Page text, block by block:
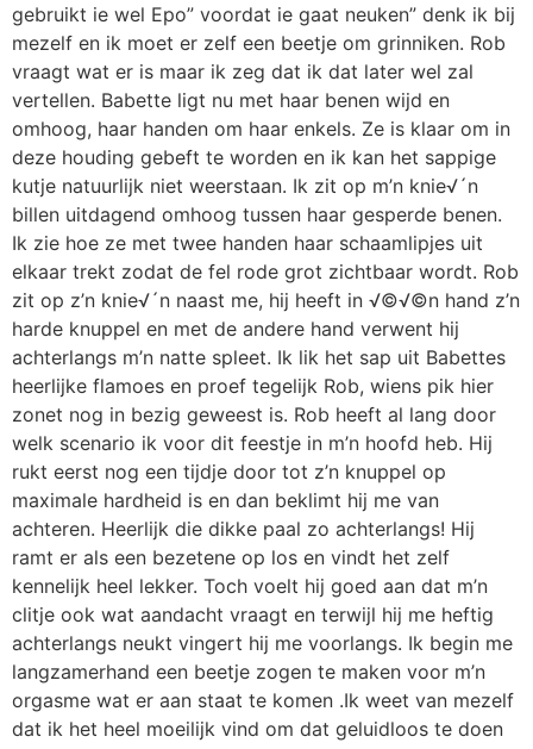
gebruikt ie wel Epo” voordat ie gaat neuken” denk ik bij
mezelf en ik moet er zelf een beetje om grinniken. Rob
vraagt wat er is maar ik zeg dat ik dat later wel zal
vertellen. Babette ligt nu met haar benen wijd en
omhoog, haar handen om haar enkels. Ze is klaar om in
deze houding gebeft te worden en ik kan het sappige
kutje natuurlijk niet weerstaan. Ik zit op m’n knie√´n
billen uitdagend omhoog tussen haar gesperde benen.
Ik zie hoe ze met twee handen haar schaamlipjes uit
elkaar trekt zodat de fel rode grot zichtbaar wordt. Rob
zit op z’n knie√´n naast me, hij heeft in √©√©n hand z’n
harde knuppel en met de andere hand verwent hij
achterlangs m’n natte spleet. Ik lik het sap uit Babettes
heerlijke flamoes en proef tegelijk Rob, wiens pik hier
zonet nog in bezig geweest is. Rob heeft al lang door
welk scenario ik voor dit feestje in m’n hoofd heb. Hij
rukt eerst nog een tijdje door tot z’n knuppel op
maximale hardheid is en dan beklimt hij me van
achteren. Heerlijk die dikke paal zo achterlangs! Hij
ramt er als een bezetene op los en vindt het zelf
kennelijk heel lekker. Toch voelt hij goed aan dat m’n
clitje ook wat aandacht vraagt en terwijl hij me heftig
achterlangs neukt vingert hij me voorlangs. Ik begin me
langzamerhand een beetje zogen te maken voor m’n
orgasme wat er aan staat te komen .Ik weet van mezelf
dat ik het heel moeilijk vind om dat geluidloos te doen